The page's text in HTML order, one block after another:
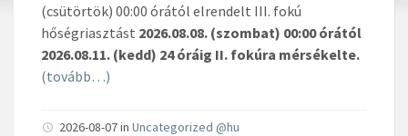
(csütörtök) 00:00 órától elrendelt III. fokú
hőségriasztást 2026.08.08. (szombat) 00:00 órától
2026.08.11. (kedd) 24 óráig II. fokúra mérsékelte.
(tovább…)
2026-08-07in Uncategorized @hu